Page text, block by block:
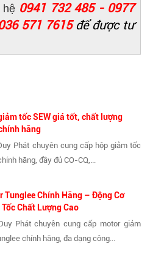
hệ 0941 732 485 - 0977
571 7615 để được tư
tốc SEW giá tốt, chất lượng
hãng
Phát chuyên cung cấp hộp giảm tốc
hãng, đầy đủ CO-CQ,...
Tunglee Chính Hãng – Động Cơ
Tốc Chất Lượng Cao
Phát chuyên cung cấp motor giảm
chính hãng, đa dạng công...